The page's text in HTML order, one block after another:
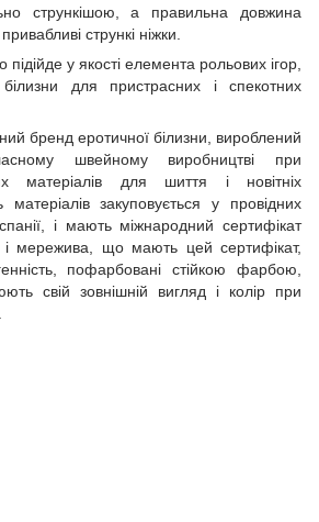
стрункішою, а правильна довжина
стрункі ніжки.
підійде у якості елемента рольових ігор,
для пристрасних і спекотних
бренд еротичної білизни, вироблений
швейному виробництві при
матеріалів для шиття і новітніх
матеріалів закуповується у провідних
і мають міжнародний сертифікат
і мережива, що мають цей сертифікат,
пофарбовані стійкою фарбою,
свій зовнішній вигляд і колір при